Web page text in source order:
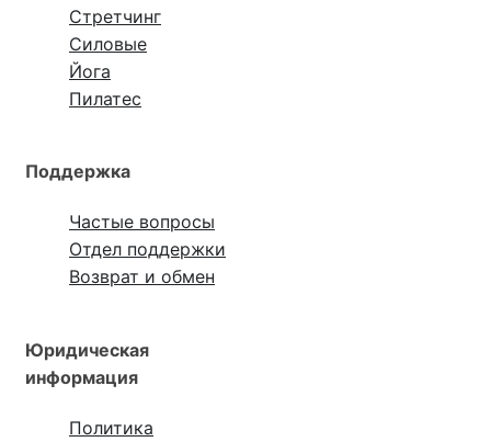
Стретчинг
Силовые
Йога
Пилатес
Поддержка
Частые вопросы
Отдел поддержки
Возврат и обмен
Юридическая
информация
Политика